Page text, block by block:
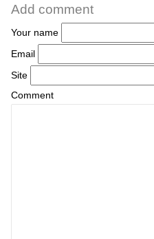
Add comment
Your name
Email
Site
Comment